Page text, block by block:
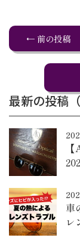
← 前の投稿
最新の投稿
車
レ